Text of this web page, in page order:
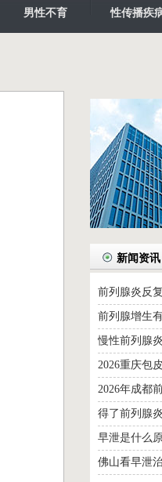
男性不育 性传播疾
新闻资讯
前列腺炎反
费用与日常
前列腺增生
疗方法与日
慢性前列腺
科学治疗方
2026重庆包
2026年成都
钱
得了前列腺
早泄是什么
病因详解
佛山看早泄